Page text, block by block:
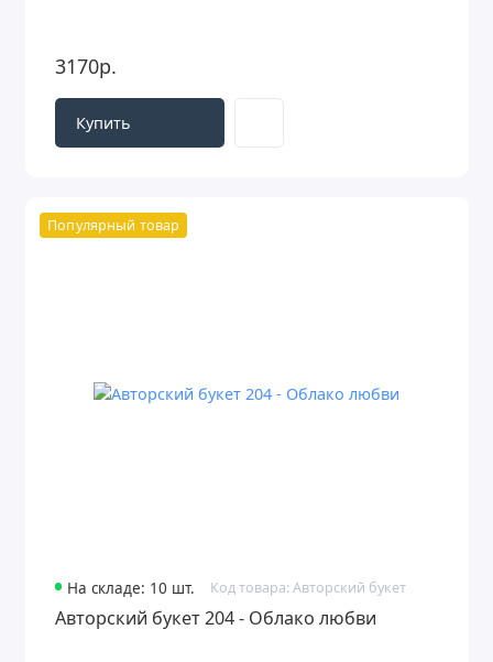
3170р.
Купить
Популярный товар
На складе: 10 шт. Код товара: Авторский букет
Авторский букет 204 - Облако любви